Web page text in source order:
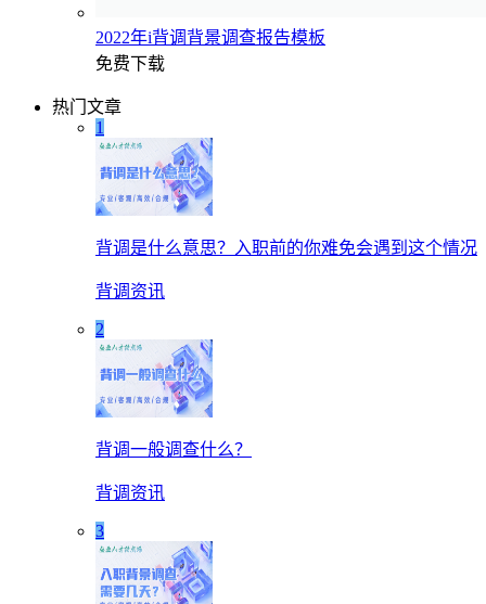
2022年i背调背景调查报告模板
免费下载
热门文章
1
背调是什么意思？入职前的你难免会遇到这个情况
背调资讯
2
背调一般调查什么？
背调资讯
3